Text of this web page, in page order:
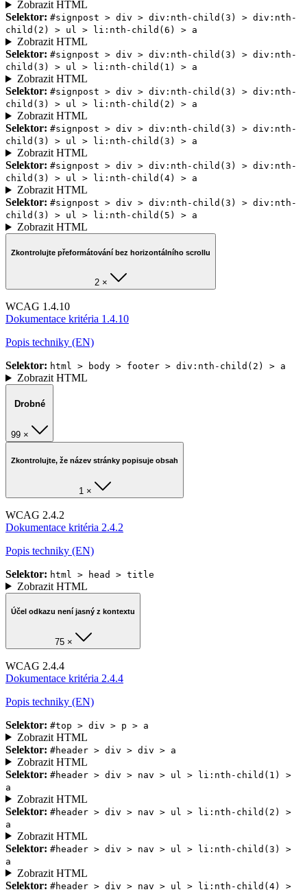
Zobrazit HTML
Selektor: #signpost > div > div:nth-child(3) > div:nth-
child(2) > ul > li:nth-child(6) > a
Zobrazit HTML
Selektor: #signpost > div > div:nth-child(3) > div:nth-
child(3) > ul > li:nth-child(1) > a
Zobrazit HTML
Selektor: #signpost > div > div:nth-child(3) > div:nth-
child(3) > ul > li:nth-child(2) > a
Zobrazit HTML
Selektor: #signpost > div > div:nth-child(3) > div:nth-
child(3) > ul > li:nth-child(3) > a
Zobrazit HTML
Selektor: #signpost > div > div:nth-child(3) > div:nth-
child(3) > ul > li:nth-child(4) > a
Zobrazit HTML
Selektor: #signpost > div > div:nth-child(3) > div:nth-
child(3) > ul > li:nth-child(5) > a
Zobrazit HTML
Zkontrolujte přeformátování bez horizontálního scrollu
2 ×
WCAG 1.4.10
Dokumentace kritéria 1.4.10
Popis techniky (EN)
Selektor: html > body > footer > div:nth-child(2) > a
Zobrazit HTML
Drobné
99 ×
Zkontrolujte, že název stránky popisuje obsah
1 ×
WCAG 2.4.2
Dokumentace kritéria 2.4.2
Popis techniky (EN)
Selektor: html > head > title
Zobrazit HTML
Účel odkazu není jasný z kontextu
75 ×
WCAG 2.4.4
Dokumentace kritéria 2.4.4
Popis techniky (EN)
Selektor: #top > div > p > a
Zobrazit HTML
Selektor: #header > div > div > a
Zobrazit HTML
Selektor: #header > div > nav > ul > li:nth-child(1) >
a
Zobrazit HTML
Selektor: #header > div > nav > ul > li:nth-child(2) >
a
Zobrazit HTML
Selektor: #header > div > nav > ul > li:nth-child(3) >
a
Zobrazit HTML
Selektor: #header > div > nav > ul > li:nth-child(4) >